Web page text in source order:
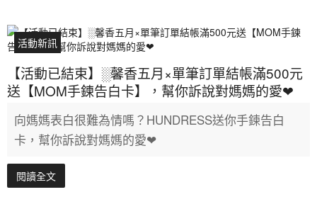
活動新訊
【活動已結束】░馨香五月×單筆訂單結帳滿500元
送【MOM手鍊告白卡】，幫你訴說對媽媽的愛❤
向媽媽表白很難為情嗎？HUNDRESS送你手鍊告白
卡，幫你訴說對媽媽的愛❤
閱讀全文